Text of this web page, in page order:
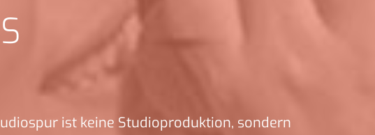
ist keine Studioproduktion, sondern